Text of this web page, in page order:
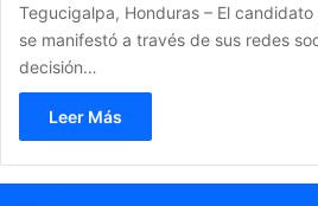
Tegucigalpa, Honduras – El
se manifestó a través de sus redes
decisión…
Leer Más